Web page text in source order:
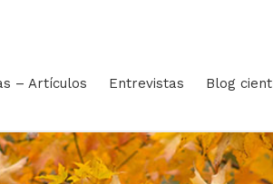
– Artículos Entrevistas Blog